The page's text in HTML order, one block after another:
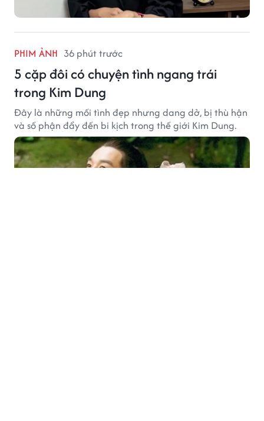
PHIM ẢNH 36 phút trước
5 cặp đôi có chuyện tình ngang trái
trong Kim Dung
Đây là những mối tình đẹp nhưng dang dở, bị thù hận
và số phận đẩy đến bi kịch trong thế giới Kim Dung.